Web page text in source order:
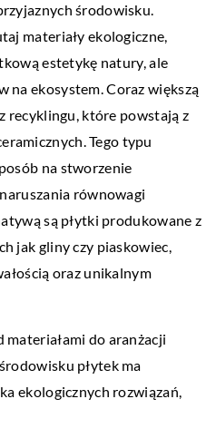
środowisku.
materiały ekologiczne,
estetykę natury, ale
na ekosystem. Coraz większą
recyklingu, które powstają z
Tego typu
na stworzenie
równowagi
są płytki produkowane z
jak gliny czy piaskowiec,
oraz unikalnym
materiałami do aranżacji
płytek ma
ekologicznych rozwiązań,